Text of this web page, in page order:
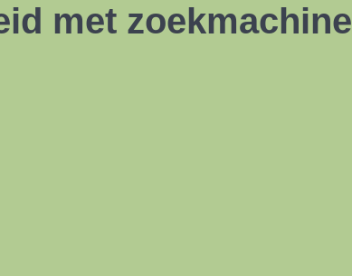
met zoekmachine